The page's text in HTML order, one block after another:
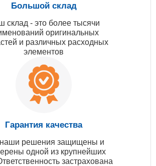
Большой склад
склад - это более тысячи
оригинальных
и различных расходных
элементов
Гарантия качества
решения защищены и
одной из крупнейших
застрахована